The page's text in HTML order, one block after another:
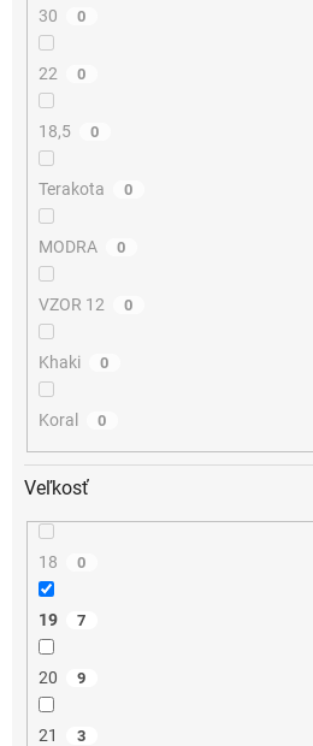
30 0
22 0
18,5 0
Terakota 0
MODRA 0
VZOR 12 0
Khaki 0
Koral 0
Veľkosť
18 0
19 7
20 9
21 3